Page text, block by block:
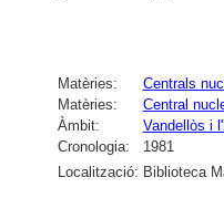
Matèries: Centrals
Matèries:
Central
Àmbit:
Vandellòs i
Cronologia:
1981
Localització: Biblioteca